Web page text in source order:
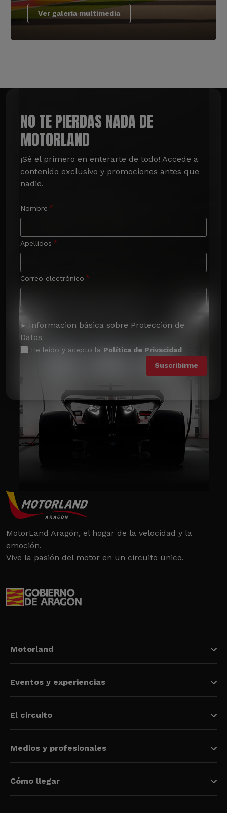
Ver galería multimedia
NO TE PIERDAS NADA DE
MOTORLAND
¡Sé el primero en enterarte de todo! Accede a
contenido exclusivo y promociones antes que
nadie.
Nombre
Apellidos
Correo electrónico
Información básica sobre Protección de
Datos
He leído y acepto la Política de Privacidad
MotorLand Aragón, el hogar de la velocidad y la
emoción.
Vive la pasión del motor en un circuito único.
Motorland
Eventos y experiencias
El circuito
Medios y profesionales
Cómo llegar